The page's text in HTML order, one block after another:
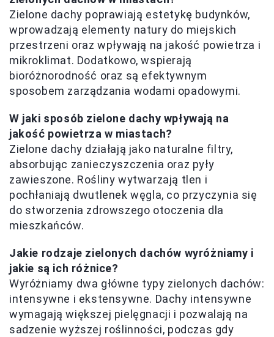
Zielone dachy poprawiają estetykę budynków,
wprowadzają elementy natury do miejskich
przestrzeni oraz wpływają na jakość powietrza i
mikroklimat. Dodatkowo, wspierają
bioróżnorodność oraz są efektywnym
sposobem zarządzania wodami opadowymi.
W jaki sposób zielone dachy wpływają na
jakość powietrza w miastach?
Zielone dachy działają jako naturalne filtry,
absorbując zanieczyszczenia oraz pyły
zawieszone. Rośliny wytwarzają tlen i
pochłaniają dwutlenek węgla, co przyczynia się
do stworzenia zdrowszego otoczenia dla
mieszkańców.
Jakie rodzaje zielonych dachów wyróżniamy i
jakie są ich różnice?
Wyróżniamy dwa główne typy zielonych dachów:
intensywne i ekstensywne. Dachy intensywne
wymagają większej pielęgnacji i pozwalają na
sadzenie wyższej roślinności, podczas gdy